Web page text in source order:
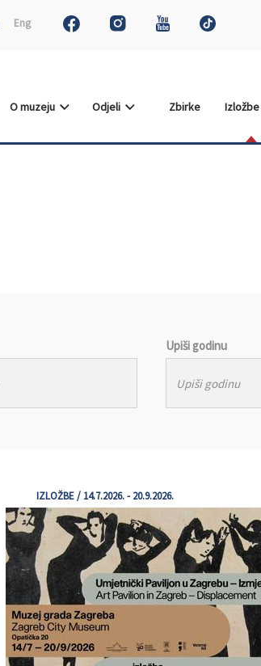
Eng
O muzeju Odjeli Zbirke Izložbe
Upiši godinu
IZLOŽBE / 14.7.2026. - 20.9.2026.